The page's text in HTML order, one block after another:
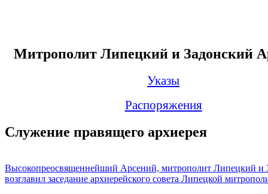
Митрополит Липецкий и Задонский
Указы
Распоряжения
Служение правящего архиерея
Высокопреосвященнейший Арсений, митрополит Липецкий и
возглавил заседание архиерейского совета Липецкой